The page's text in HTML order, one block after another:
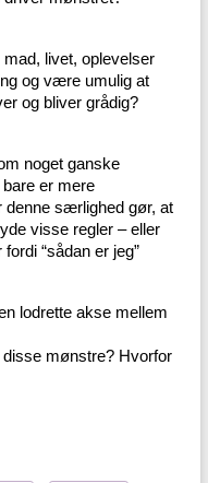
livet, oplevelser
og være umulig at
og bliver grådig?
noget ganske
er mere
denne særlighed gør, at
visse regler – eller
“sådan er jeg”
lodrette akse mellem
mønstre? Hvorfor